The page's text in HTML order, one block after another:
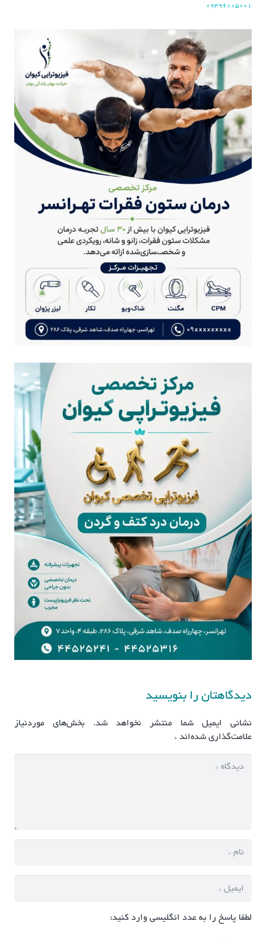
۰۹۳۹۶۱۰۵۰۰۱
دیدگاهتان را بنویسید
نشانی ایمیل شما منتشر نخواهد شد.
بخش‌های موردنیاز
علامت‌گذاری شده‌اند *
لطفا پاسخ را به عدد انگلیسی وارد کنید: